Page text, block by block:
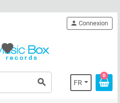
search FR
person Connexion
0
favorite